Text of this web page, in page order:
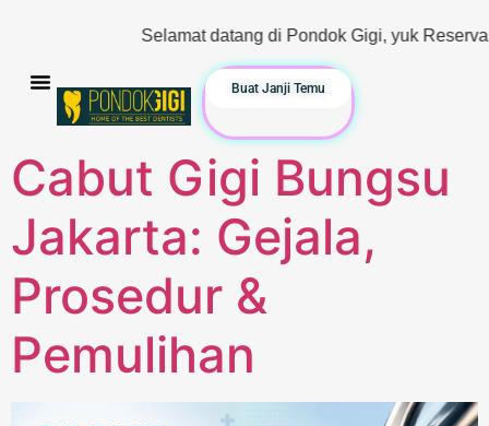
Selamat datang di Pondok Gigi, yuk Reservasi &
Buat Janji Temu
Cabut Gigi Bungsu
Jakarta: Gejala,
Prosedur &
Pemulihan